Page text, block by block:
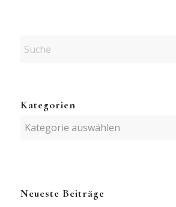
Kategorien
Kategorien
Neueste Beiträge